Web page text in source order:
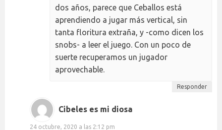
dos años, parece que Ceballos está
aprendiendo a jugar más vertical, sin
tanta floritura extraña, y -como dicen los
snobs- a leer el juego. Con un poco de
suerte recuperamos un jugador
aprovechable.
Responder
Cibeles es mi diosa
24 octubre, 2020 a las 2:12 pm